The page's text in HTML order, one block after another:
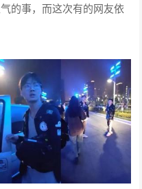
的事，而这次有的网友依